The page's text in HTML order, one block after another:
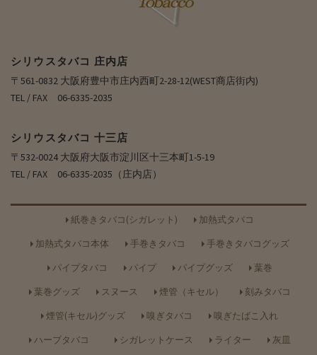
シリウスタバコ 庄内店
〒561-0832 大阪府豊中市庄内西町2-28-12(WEST商店街内)
TEL / FAX 06-6335-2035
シリウスタバコ 十三店
〒532-0024 大阪府大阪市淀川区十三本町1-5-19
TEL / FAX 06-6335-2035（庄内店）
紙巻きタバコ(シガレット)
加熱式タバコ
加熱式タバコ本体
手巻きタバコ
手巻きタバコグッズ
パイプタバコ
パイプ パイプグッズ
葉巻
葉巻グッズ
スヌース 煙管（キセル）
刻みタバコ
煙管(キセル)グッズ
嗅ぎタバコ
嗅ぎたばこ入れ
ハーブタバコ
シガレットケース ライター 灰皿